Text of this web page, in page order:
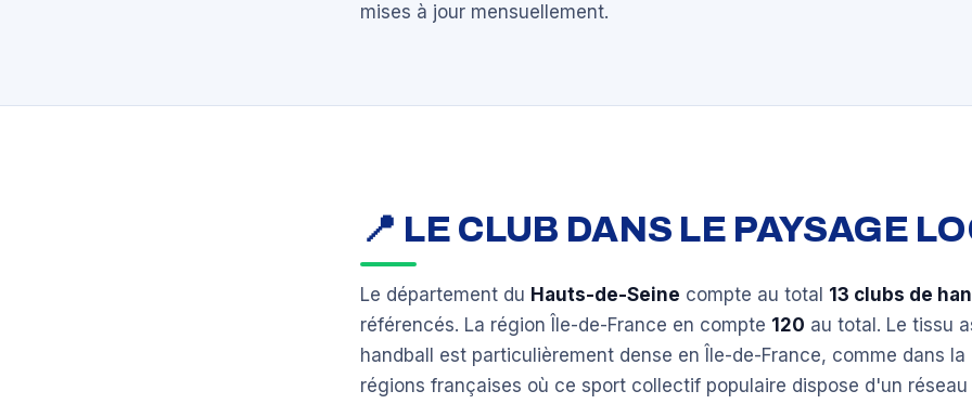
mises à jour mensuellement.
📍 LE CLUB DANS LE PAYSAGE
Le département du Hauts-de-Seine compte au total 13 clubs de
référencés. La région Île-de-France en compte 120 au total. Le tissu
handball est particulièrement dense en Île-de-France, comme dans la
régions françaises où ce sport collectif populaire dispose d'un